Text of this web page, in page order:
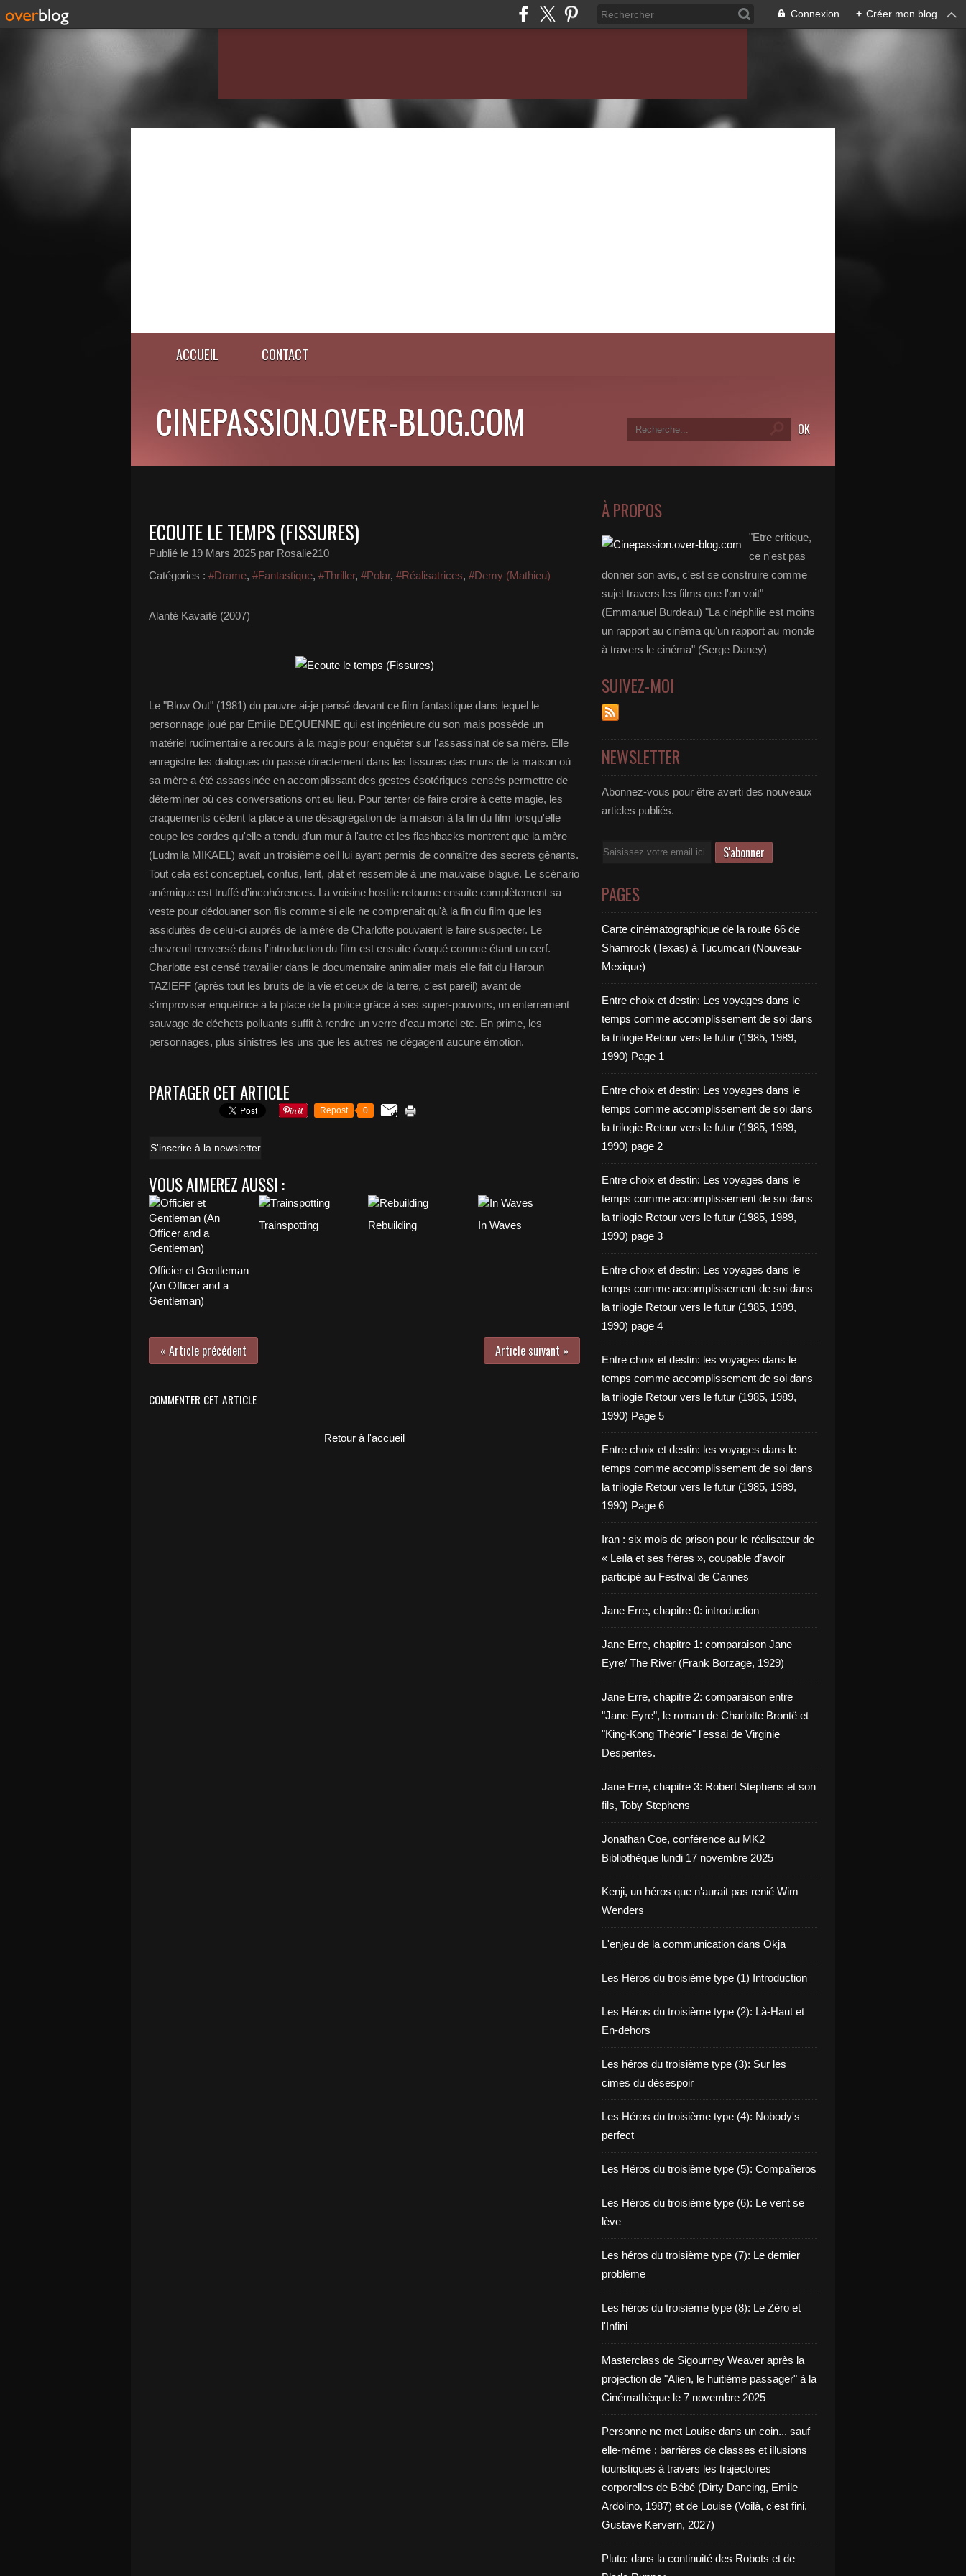
Connexion + Créer mon blog
ACCUEIL CONTACT
CINEPASSION.OVER-BLOG.COM
ECOUTE LE TEMPS (FISSURES)
Publié le 19 Mars 2025 par Rosalie210
Catégories : #Drame, #Fantastique, #Thriller, #Polar, #Réalisatrices, #Demy (Mathieu)
Alanté Kavaïté (2007)
Le "Blow Out" (1981) du pauvre ai-je pensé devant ce film fantastique dans lequel le
personnage joué par Emilie DEQUENNE qui est ingénieure du son mais possède un
matériel rudimentaire a recours à la magie pour enquêter sur l'assassinat de sa mère. Elle
enregistre les dialogues du passé directement dans les fissures des murs de la maison où
sa mère a été assassinée en accomplissant des gestes ésotériques censés permettre de
déterminer où ces conversations ont eu lieu. Pour tenter de faire croire à cette magie, les
craquements cèdent la place à une désagrégation de la maison à la fin du film lorsqu'elle
coupe les cordes qu'elle a tendu d'un mur à l'autre et les flashbacks montrent que la mère
(Ludmila MIKAEL) avait un troisième oeil lui ayant permis de connaître des secrets gênants.
Tout cela est conceptuel, confus, lent, plat et ressemble à une mauvaise blague. Le scénario
anémique est truffé d'incohérences. La voisine hostile retourne ensuite complètement sa
veste pour dédouaner son fils comme si elle ne comprenait qu'à la fin du film que les
assiduités de celui-ci auprès de la mère de Charlotte pouvaient le faire suspecter. Le
chevreuil renversé dans l'introduction du film est ensuite évoqué comme étant un cerf.
Charlotte est censé travailler dans le documentaire animalier mais elle fait du Haroun
TAZIEFF (après tout les bruits de la vie et ceux de la terre, c'est pareil) avant de
s'improviser enquêtrice à la place de la police grâce à ses super-pouvoirs, un enterrement
sauvage de déchets polluants suffit à rendre un verre d'eau mortel etc. En prime, les
personnages, plus sinistres les uns que les autres ne dégagent aucune émotion.
PARTAGER CET ARTICLE
Repost 0
S'inscrire à la newsletter
VOUS AIMEREZ AUSSI :
Officier et Gentleman
(An Officer and a
Gentleman)
Trainspotting Rebuilding In Waves
« Article précédent Article suivant »
COMMENTER CET ARTICLE
Retour à l'accueil
À PROPOS
"Etre critique,
ce n'est pas
donner son avis, c'est se construire comme
sujet travers les films que l'on voit"
(Emmanuel Burdeau) "La cinéphilie est moins
un rapport au cinéma qu'un rapport au monde
à travers le cinéma" (Serge Daney)
SUIVEZ-MOI
NEWSLETTER
Abonnez-vous pour être averti des nouveaux
articles publiés.
Email
PAGES
Carte cinématographique de la route 66 de
Shamrock (Texas) à Tucumcari (Nouveau-
Mexique)
Entre choix et destin: Les voyages dans le
temps comme accomplissement de soi dans
la trilogie Retour vers le futur (1985, 1989,
1990) Page 1
Entre choix et destin: Les voyages dans le
temps comme accomplissement de soi dans
la trilogie Retour vers le futur (1985, 1989,
1990) page 2
Entre choix et destin: Les voyages dans le
temps comme accomplissement de soi dans
la trilogie Retour vers le futur (1985, 1989,
1990) page 3
Entre choix et destin: Les voyages dans le
temps comme accomplissement de soi dans
la trilogie Retour vers le futur (1985, 1989,
1990) page 4
Entre choix et destin: les voyages dans le
temps comme accomplissement de soi dans
la trilogie Retour vers le futur (1985, 1989,
1990) Page 5
Entre choix et destin: les voyages dans le
temps comme accomplissement de soi dans
la trilogie Retour vers le futur (1985, 1989,
1990) Page 6
Iran : six mois de prison pour le réalisateur de
« Leïla et ses frères », coupable d’avoir
participé au Festival de Cannes
Jane Erre, chapitre 0: introduction
Jane Erre, chapitre 1: comparaison Jane
Eyre/ The River (Frank Borzage, 1929)
Jane Erre, chapitre 2: comparaison entre
"Jane Eyre", le roman de Charlotte Brontë et
"King-Kong Théorie" l'essai de Virginie
Despentes.
Jane Erre, chapitre 3: Robert Stephens et son
fils, Toby Stephens
Jonathan Coe, conférence au MK2
Bibliothèque lundi 17 novembre 2025
Kenji, un héros que n'aurait pas renié Wim
Wenders
L'enjeu de la communication dans Okja
Les Héros du troisième type (1) Introduction
Les Héros du troisième type (2): Là-Haut et
En-dehors
Les héros du troisième type (3): Sur les
cimes du désespoir
Les Héros du troisième type (4): Nobody's
perfect
Les Héros du troisième type (5): Compañeros
Les Héros du troisième type (6): Le vent se
lève
Les héros du troisième type (7): Le dernier
problème
Les héros du troisième type (8): Le Zéro et
l'Infini
Masterclass de Sigourney Weaver après la
projection de "Alien, le huitième passager" à la
Cinémathèque le 7 novembre 2025
Personne ne met Louise dans un coin... sauf
elle-même : barrières de classes et illusions
touristiques à travers les trajectoires
corporelles de Bébé (Dirty Dancing, Emile
Ardolino, 1987) et de Louise (Voilà, c'est fini,
Gustave Kervern, 2027)
Pluto: dans la continuité des Robots et de